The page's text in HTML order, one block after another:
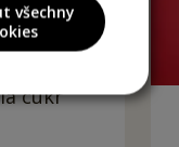
cukr
všechny